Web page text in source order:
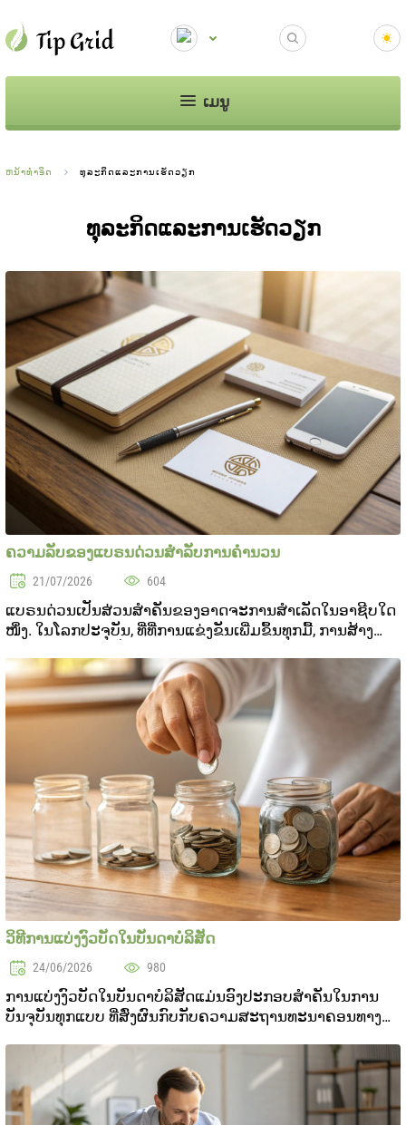
ເມນູ
ຫນ້າທໍາອິດ ທຸລະກິດແລະການເຮັດວຽກ
ທຸລະກິດແລະການເຮັດວຽກ
ຄວາມລັບຂອງແບຣນດ່ວນສໍາລັບການຄໍານວນ
21/07/2026 604
ແບຣນດ່ວນເປັນສ່ວນສຳຄັນຂອງອາດຈະການສໍາເລັດໃນອາຊີບໃດ
ໜຶ່ງ. ໃນໂລກປະຈຸບັນ, ທີ່ທີ່ການແຂ່ງຂັນເພີ່ມຂຶ້ນທຸກມື້, ການສ້າງ
ແລະສະຖານທີ່ແລະສະຖານທີ່ກະທົບໃຈສ່ວນກ່ຽວກັບຄວ...
ວິທີການແບ່ງງົວບັດໃນບັນດາບໍລິສັດ
24/06/2026 980
ການແບ່ງງົວບັດໃນບັນດາບໍລິສັດແມ່ນອົງປະກອບສຳຄັນໃນການ
ບັນຈຸບັນທຸກແບບ ທີ່ສົ່ງຜົນກົບກັບຄວາມສະຖານທະນາຄອນທາງ
ສູງ ແລະ ສະຖານທະນາຄອນອ່ອນ ການວາງແຜນການເງິນຈະ
ສະຖານ...